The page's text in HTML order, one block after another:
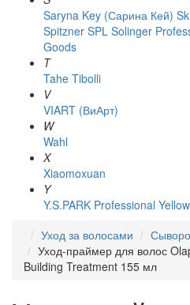
Saryna Key (Сарина Кей)
Spitzner SPL Solinger
Goods
T
Tahe Tibolli
V
VIART (ВиАрт)
W
Wahl
X
Xiaomoxuan
Y
Y.S.PARK Professional Yellow
Уход за волосами
Уход-праймер для волос
Building Treatment 155 мл